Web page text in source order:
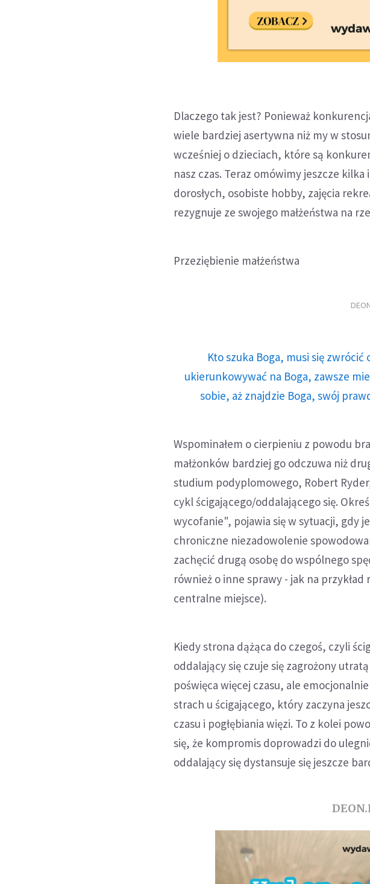
Dlaczego tak jest? Ponieważ
wiele bardziej asertywna niż my w
wcześniej o dzieciach, które są
nasz czas. Teraz omówimy jeszcze
dorosłych, osobiste hobby, zajęcia
rezygnuje ze swojego małżeństwa na
Przeziębienie małżeństwa
Kto szuka Boga, musi się
ukierunkowywać na Boga, zawsze
sobie, aż znajdzie Boga, swój
Wspominałem o cierpieniu z powodu
małżonków bardziej go odczuwa niż
studium podyplomowego, Robert
cykl ścigającego/oddalającego się.
wycofanie", pojawia się w sytuacji, gdy
chroniczne niezadowolenie
zachęcić drugą osobę do wspólnego
również o inne sprawy - jak na
centralne miejsce).
Kiedy strona dążąca do czegoś, czyli
oddalający się czuje się zagrożony
poświęca więcej czasu, ale
strach u ścigającego, który zaczyna
czasu i pogłębiania więzi. To z kolei
się, że kompromis doprowadzi do
oddalający się dystansuje się jeszcze